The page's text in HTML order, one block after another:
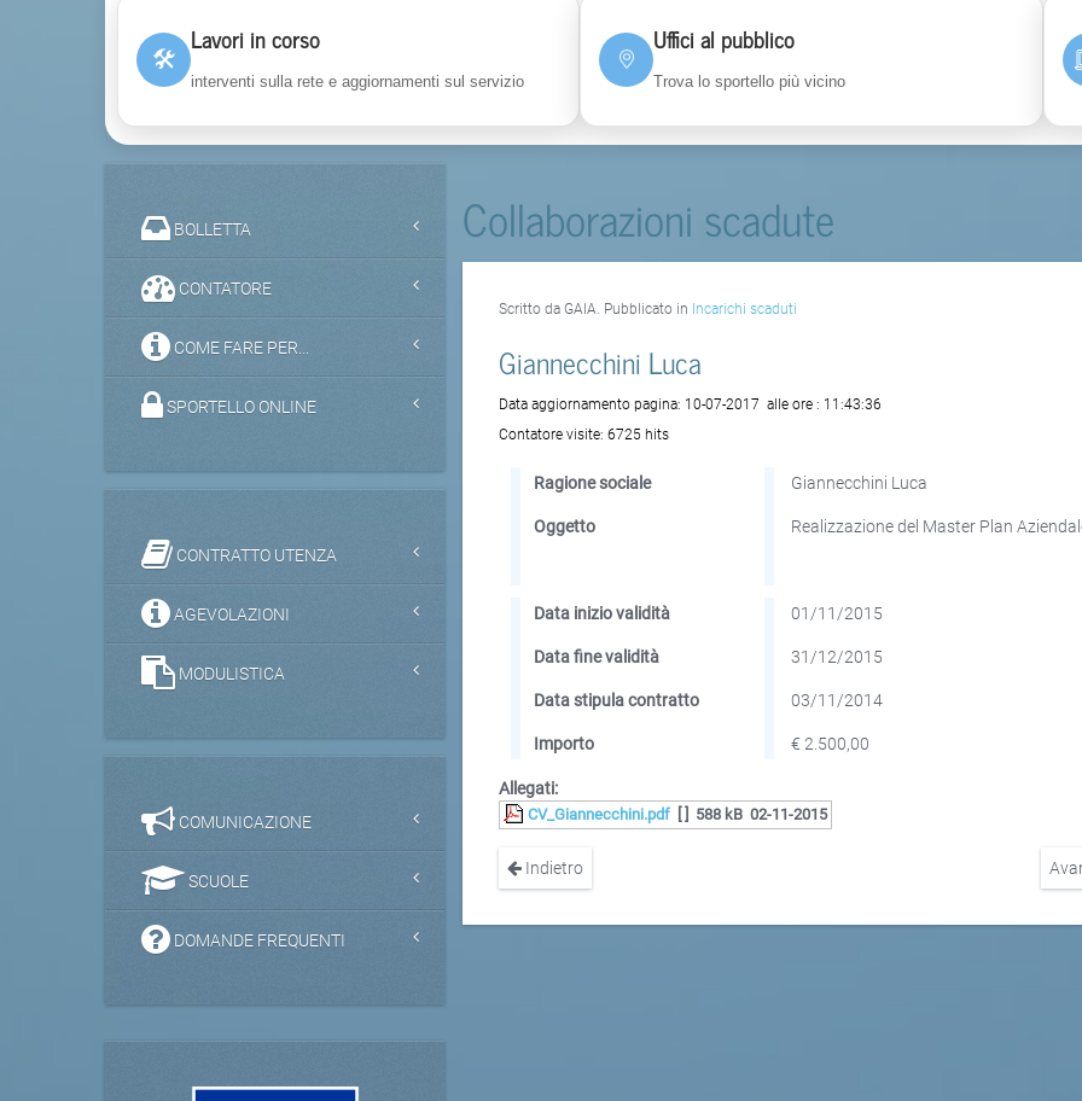
🛠
Lavori in corso
interventi sulla rete e aggiornamenti sul servizio
Uffici al pubblico
Trova lo sportello più vicino
Collaborazioni scadute
Scritto da GAIA. Pubblicato in Incarichi scaduti
Giannecchini Luca
Data aggiornamento pagina: 10-07-2017 alle ore : 11:43:36
Contatore visite:6725 hits
Ragione sociale Giannecchini Luca
Oggetto Realizzazione del Master Plan
Data inizio validità 01/11/2015
Data fine validità 31/12/2015
Data stipula contratto 03/11/2014
Importo € 2.500,00
Allegati:
CV_Giannecchini.pdf [ ] 588 kB 02-11-2015
Indietro
BOLLETTA
CONTATORE
COME FARE PER...
SPORTELLO ONLINE
CONTRATTO UTENZA
AGEVOLAZIONI
MODULISTICA
COMUNICAZIONE
SCUOLE
DOMANDE FREQUENTI